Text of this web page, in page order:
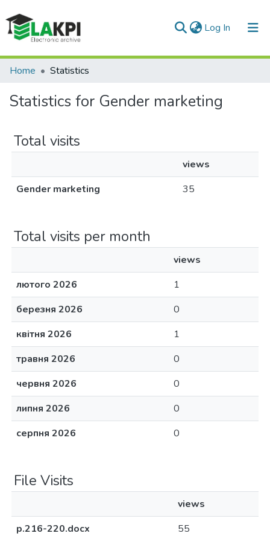
Log In (current)
Communities & Collections
All of DSpace
Home Statistics
Statistics for Gender marketing
Total visits
views
Gender marketing
35
Total visits per month
views
лютого 2026
1
березня 2026
0
квітня 2026
1
травня 2026
0
червня 2026
0
липня 2026
0
серпня 2026
0
File Visits
views
p.216-220.docx
55